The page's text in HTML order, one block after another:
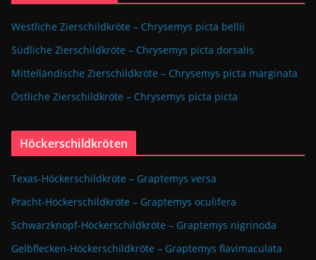
Westliche Zierschildkröte – Chrysemys picta bellii
Südliche Zierschildkröte – Chrysemys picta dorsalis
Mittelländische Zierschildkröte – Chrysemys picta marginata
Östliche Zierschildkröte – Chrysemys picta picta
Höckerschildkröten
Texas-Höckerschildkröte – Graptemys versa
Pracht-Höckerschildkröte – Graptemys oculifera
Schwarzknopf-Höckerschildkröte – Graptemys nigrinoda
Gelbflecken-Höckerschildkröte – Graptemys flavimaculata